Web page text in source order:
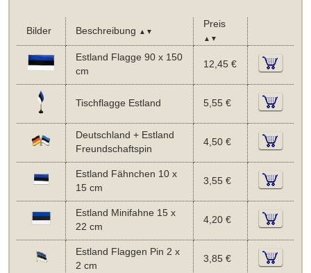
Bilder Beschreibung ▲▼
Preis
▲▼
Estland Flagge 90 x 150
cm
12,45 €
Tischflagge Estland 5,55 €
Deutschland + Estland
Freundschaftspin
4,50 €
Estland Fähnchen 10 x
15 cm
3,55 €
Estland Minifahne 15 x
22 cm
4,20 €
Estland Flaggen Pin 2 x
2 cm
3,85 €